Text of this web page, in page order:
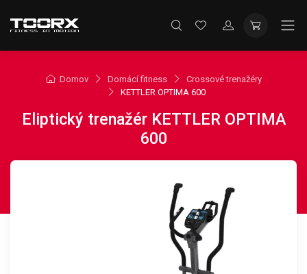
Domov Domácí fitness
Crossové trenažéry
KETTLER OPTIMA 600
Eliptický trenažér KETTLER OPTIMA
600